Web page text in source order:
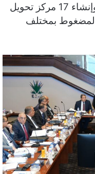
34 محطة تموين سيارات بالغاز وإنشاء 17 مركز تحويل
المضغوط بمختلف